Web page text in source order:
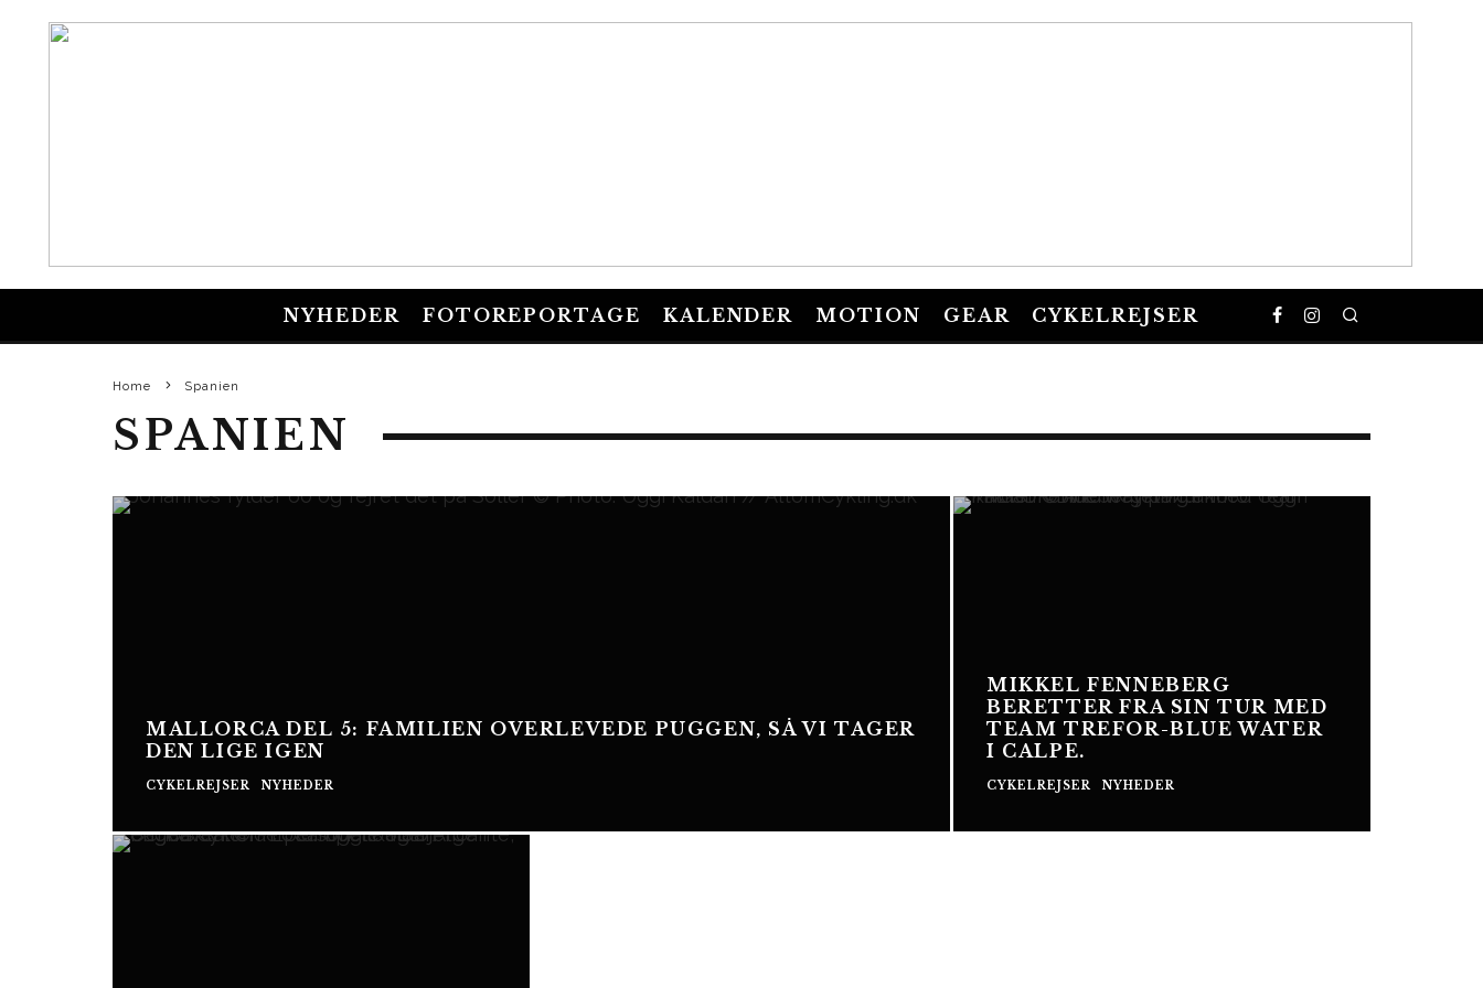
NYHEDER FOTOREPORTAGE KALENDER MOTION GEAR CYKELREJSER
Home Spanien
SPANIEN
MALLORCA DEL 5: FAMILIEN OVERLEVEDE PUGGEN, SÅ VI TAGER
DEN LIGE IGEN
CYKELREJSER NYHEDER
MIKKEL FENNEBERG
BERETTER FRA SIN TUR MED
TEAM TREFOR-BLUE WATER
I CALPE.
CYKELREJSER NYHEDER